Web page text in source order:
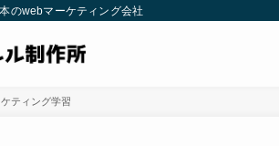
のwebマーケティング会社
ティング学習